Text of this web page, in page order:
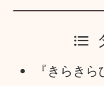
『きらき